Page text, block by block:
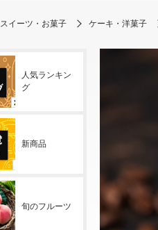
スイーツ・お菓子 ケーキ・洋菓子
人気ランキン
グ
新商品
旬のフルーツ